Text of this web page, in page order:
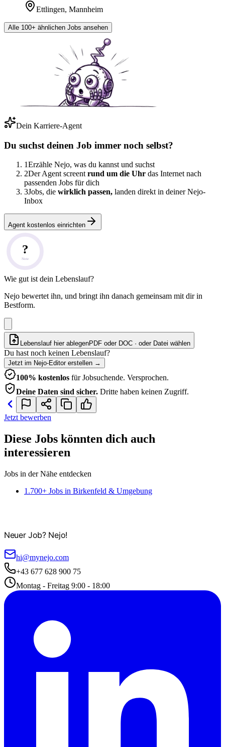
Ettlingen, Mannheim
Alle 100+ ähnlichen Jobs ansehen
Dein Karriere-Agent
Du suchst deinen Job immer noch selbst?
1Erzähle Nejo, was du kannst und suchst
2Der Agent screent rund um die Uhr das Internet nach
passenden Jobs für dich
3Jobs, die wirklich passen, landen direkt in deiner Nejo-
Inbox
Agent kostenlos einrichten
?
Note
Wie gut ist dein Lebenslauf?
Nejo bewertet ihn, und bringt ihn danach gemeinsam mit dir in
Bestform.
Lebenslauf hier ablegenPDF oder DOC · oder Datei wählen
Du hast noch keinen Lebenslauf?
Jetzt im Nejo-Editor erstellen →
100% kostenlos für Jobsuchende. Versprochen.
Deine Daten sind sicher. Dritte haben keinen Zugriff.
Jetzt bewerben
Diese Jobs könnten dich auch
interessieren
Jobs in der Nähe entdecken
1.700+ Jobs in Birkenfeld & Umgebung
Neuer Job? Nejo!
hi@mynejo.com
+43 677 628 900 75
Montag - Freitag 9:00 - 18:00